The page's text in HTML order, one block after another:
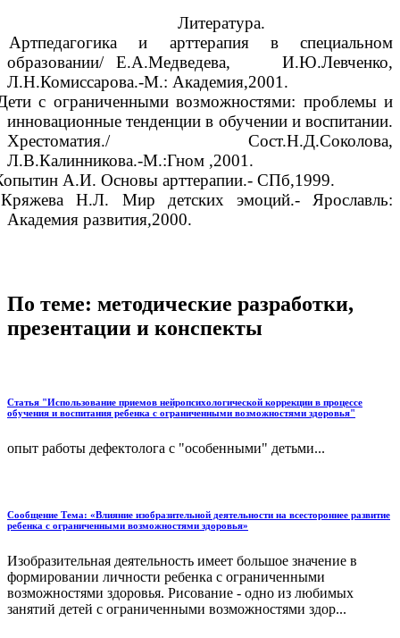
Литература.
Артпедагогика и арттерапия в специальном
образовании/ Е.А.Медведева, И.Ю.Левченко,
Л.Н.Комиссарова.-М.: Академия,2001.
с ограниченными возможностями: проблемы и
инновационные тенденции в обучении и воспитании.
Хрестоматия./ Сост.Н.Д.Соколова,
Л.В.Калинникова.-М.:Гном ,2001.
А.И. Основы арттерапии.- СПб,1999.
Н.Л. Мир детских эмоций.- Ярославль:
Академия развития,2000.
По теме: методические разработки,
презентации и конспекты
Статья "Использование приемов нейропсихологической коррекции в процессе
обучения и воспитания ребенка с ограниченными возможностями здоровья"
опыт работы дефектолога с "особенными" детьми...
Сообщение Тема: «Влияние изобразительной деятельности на всестороннее развитие
ребенка с ограниченными возможностями здоровья»
Изобразительная деятельность имеет большое значение в
формировании личности ребенка с ограниченными
возможностями здоровья. Рисование - одно из любимых
занятий детей с ограниченными возможностями здор...